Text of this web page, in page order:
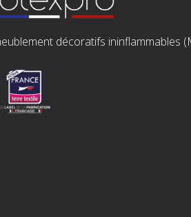
décoratifs ininflammables